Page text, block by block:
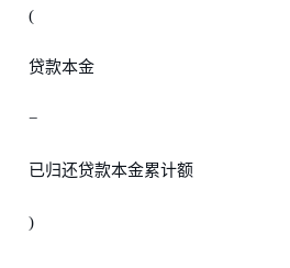
(
贷款本金
−
已归还贷款本金累计额
)